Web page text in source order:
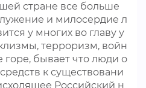
стране все больше
и милосердие л
у многих во главу у
терроризм, войн
горе, бывает что люди о
к существовани
Российский н